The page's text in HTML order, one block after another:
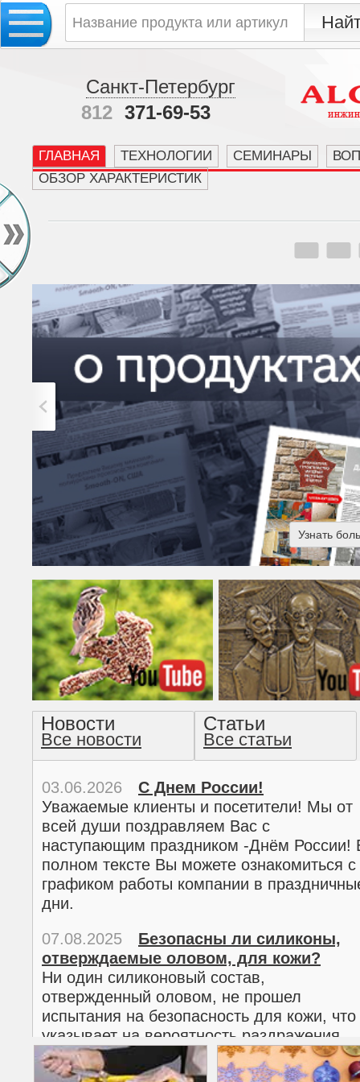
Санкт-Петербург
812 371-69-53
ГЛАВНАЯ ТЕХНОЛОГИИ СЕМИНАРЫ
ОБЗОР ХАРАКТЕРИСТИК
Узнать
Американская готика -
прочтение методом
Новости
Все новости
Статьи
Все статьи
03.06.2026
С Днем России!
Уважаемые клиенты и посетители! Мы от
всей души поздравляем Вас с
наступающим праздником -Днём России!
полном тексте Вы можете ознакомиться с
графиком работы компании в
дни.
02.03.2026
С 8 марта!
Дорогие женщины!
Поздравляем Вас с наступающим
Международным женским днем 8 марта!
полном тексте можно ознакомиться с
графиком работы компании в
07.08.2025
Безопасны ли силиконы,
отверждаемые оловом, для кожи?
Ни один силиконовый состав,
отвержденный оловом, не прошел
испытания на безопасность для кожи, что
указывает на вероятность раздражения
кожи.